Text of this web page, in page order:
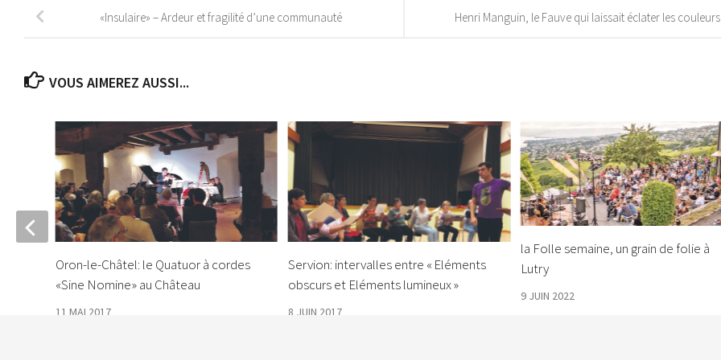
Henri Manguin, le Fauve qui laissait éclater les couleurs
«Insulaire» – Ardeur et fragilité d’une communauté
VOUS AIMEREZ AUSSI...
Servion: intervalles entre « Eléments
obscurs et Eléments lumineux »
8 JUIN 2017
la Folle semaine, un grain de folie à
Lutry
9 JUIN 2022
Oron-le-Châtel: le Quatuor à cordes
«Sine Nomine» au Château
11 MAI 2017